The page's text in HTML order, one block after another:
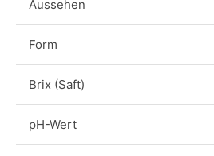
Aussehen
Form
Brix (Saft)
pH-Wert